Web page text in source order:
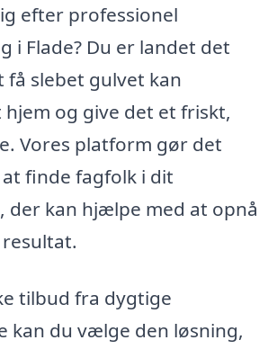
efter professionel
i Flade? Du er landet det
få slebet gulvet kan
og give det et friskt,
Vores platform gør det
finde fagfolk i dit
der kan hjælpe med at opnå
tilbud fra dygtige
kan du vælge den løsning,